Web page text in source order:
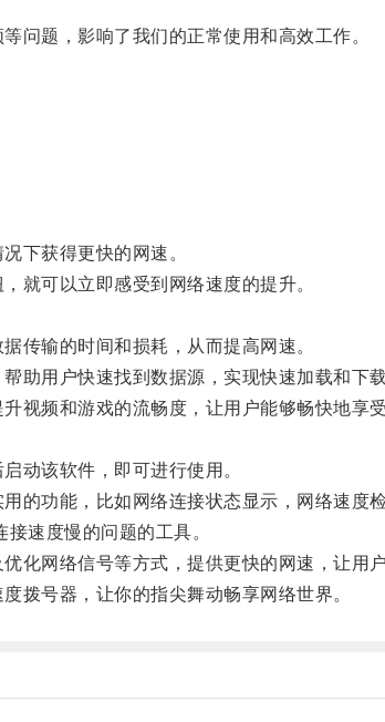
题，影响了我们的正常使用和高效工作。
下获得更快的网速。
可以立即感受到网络速度的提升。
输的时间和损耗，从而提高网速。
用户快速找到数据源，实现快速加载和下载
频和游戏的流畅度，让用户能够畅快地享受
该软件，即可进行使用。
功能，比如网络连接状态显示，网络速度
速度慢的问题的工具。
网络信号等方式，提供更快的网速，让用户
号器，让你的指尖舞动畅享网络世界。